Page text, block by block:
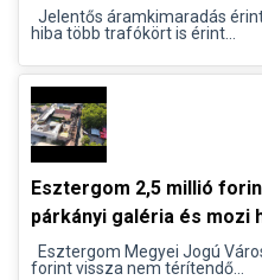
Jelentős áramkimaradás
hiba több trafókört is érint...
Esztergom 2,5 millió
párkányi galéria és mozi
Esztergom Megyei Jogú
forint vissza nem térítendő...